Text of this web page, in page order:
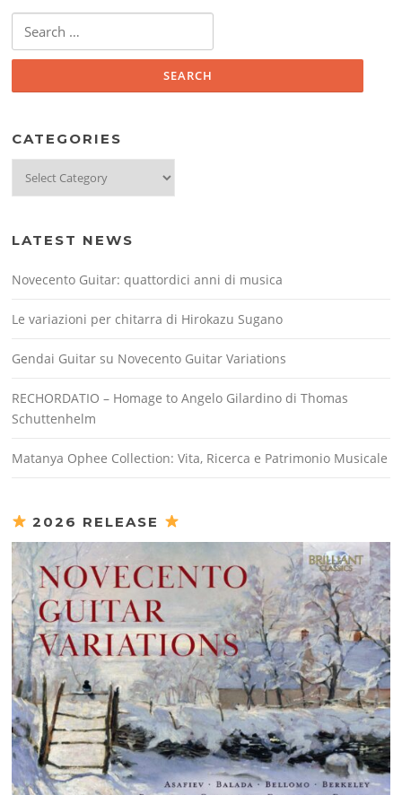
for:
CATEGORIES
LATEST NEWS
Novecento Guitar: quattordici anni di musica
Le variazioni per chitarra di Hirokazu Sugano
Gendai Guitar su Novecento Guitar Variations
RECHORDATIO – Homage to Angelo Gilardino di Thomas
Schuttenhelm
Matanya Ophee Collection: Vita, Ricerca e Patrimonio Musicale
2026 RELEASE